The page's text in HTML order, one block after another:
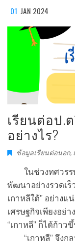
01 JAN 2024
เรียนต่อป.
อย่างไร?
ข้อมูลเรียนต่อนอก,
ในช่วงทศวรรษ
พัฒนาอย่างรวดเร็
เกาหลีใต้” อย่าง
เศรษฐกิจเพียงอย่
“เกาหลี” ก็ได้ก้า
“เกาหลี” จึงกล